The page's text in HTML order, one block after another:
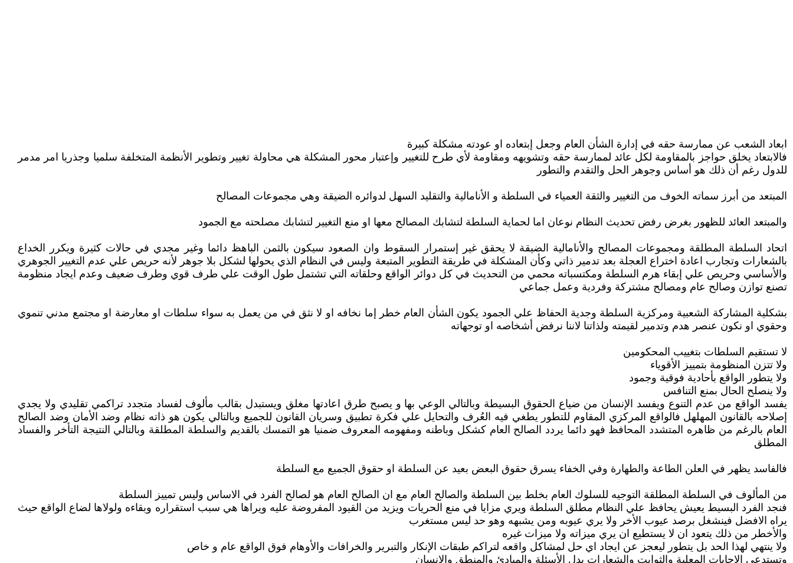
ابعاد الشعب عن ممارسة حقه في إدارة الشأن العام وجعل إبتعاده او عودته مشكلة كبيرة
فالابتعاد يخلق حواجز بالمقاومة لكل عائد لممارسة حقه وتشويهه ومقاومة لأي طرح للتغيير وإعتبار محور المشكلة هي محاولة تغيير وتطوير الأنظمة المتخلفة سلميا وجذريا امر مدمر
للدول رغم أن ذلك هو أساس وجوهر الحل والتقدم والتطور
المبتعد من أبرز سماته الخوف من التغيير والثقة العمياء في السلطة و الأنامالية والتقليد السهل لدوائره الضيقة وهي مجموعات المصالح
والمبتعد العائد للظهور بغرض رفض تحديث النظام نوعان اما لحماية السلطة لتشابك المصالح معها او منع التغيير لتشابك مصلحته مع الجمود
اتحاد السلطة المطلقة ومجموعات المصالح والأنامالية الضيقة لا يحقق غير إستمرار السقوط وان الصعود سيكون بالثمن الباهظ دائما وغير مجدي في حالات كثيرة ويكرر الخداع
بالشعارات وتجارب اعادة اختراع العجلة بعد تدمير ذاتي وكأن المشكلة في طريقة التطوير المتبعة وليس في النظام الذي يحولها لشكل بلا جوهر لأنه حريص علي عدم التغيير الجوهري
والأساسي وحريص علي إبقاء هرم السلطة ومكتسباته محمي من التحديث في كل دوائر الواقع وحلقاته التي تشتمل طول الوقت علي طرف قوي وطرف ضعيف وعدم ايجاد منظومة
تصنع توازن وصالح عام ومصالح مشتركة وفردية وعمل جماعي
بشكلية المشاركة الشعبية ومركزية السلطة وجدية الحفاظ علي الجمود يكون الشأن العام خطر إما نخافه او لا نثق في من يعمل به سواء سلطات او معارضة او مجتمع مدني تنموي
وحقوي او نكون عنصر هدم وتدمير لقيمته ولذاتنا لاننا نرفض أشخاصه او توجهاته
لا تستقيم السلطات بتغييب المحكومين
ولا تتزن المنظومة بتمييز الأقوياء
ولا يتطور الواقع بأحادية فوقية وجمود
ولا ينصلح الحال بمنع التنافس
يفسد الواقع من عدم التنوع ويفسد الإنسان من ضياع الحقوق البسيطة وبالتالي الوعي بها و يصبح طرق اعادتها مغلق ويستبدل بقالب مألوف لفساد متجدد تراكمي تقليدي ولا يجدي
إصلاحه بالقانون المهلهل فالواقع المركزي المقاوم للتطور يطغي فيه العُرف والتحايل علي فكرة تطبيق وسريان القانون للجميع وبالتالي يكون هو ذاته نظام وضد الأمان وضد الصالح
العام بالرغم من ظاهره المتشدد المحافظ فهو دائما يردد الصالح العام كشكل وباطنه ومفهومه المعروف ضمنيا هو التمسك بالقديم والسلطة المطلقة وبالتالي النتيجة التأخر والفساد
المطلق
فالفاسد يظهر في العلن الطاعة والطهارة وفي الخفاء يسرق حقوق البعض بعيد عن السلطة او حقوق الجميع مع السلطة
من المألوف في السلطة المطلقة التوجيه للسلوك العام بخلط بين السلطة والصالح العام مع ان الصالح العام هو لصالح الفرد في الاساس وليس تمييز السلطة
فنجد الفرد البسيط يعيش يحافظ علي النظام مطلق السلطة ويري مزايا في منع الحريات ويزيد من القيود المفروضة عليه ويراها هي سبب استقراره وبقاءه ولولاها لضاع الواقع حيث
يراه الافضل فينشغل برصد عيوب الأخر ولا يري عيوبه ومن يشبهه وهو حد ليس مستغرب
والأخطر من ذلك يتعود ان لا يستطيع ان يري ميزاته ولا ميزات غيره
ولا ينتهي لهذا الحد بل يتطور ليعجز عن ايجاد اي حل لمشاكل واقعه لتراكم طبقات الإنكار والتبرير والخرافات والأوهام فوق الواقع عام و خاص
وتستدعي الإجابات المعلبة والثوابت والشعارات بدل الأسئلة والمبادئ والمنطق والإنسان